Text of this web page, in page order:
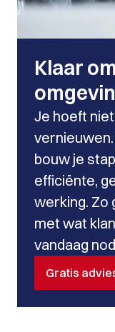
Klaar
Je hoeft
bouw je
efficiënte,
werking. Zo
met wat
vandaag
Gratis